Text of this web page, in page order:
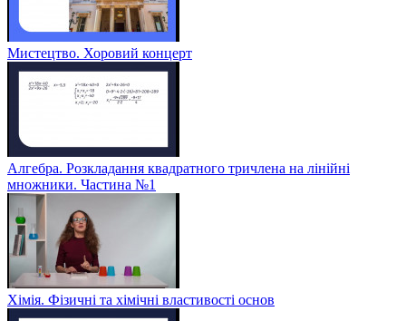
Мистецтво. Хоровий концерт
Алгебра. Розкладання квадратного тричлена на лінійні
множники. Частина №1
Хімія. Фізичні та хімічні властивості основ